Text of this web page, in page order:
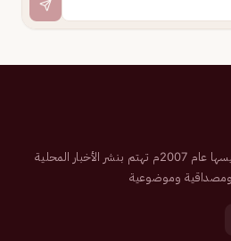
صحيفة إلكترونية سعودية تم تأسيسها عام 2007م تهتم بنشر الأخبار المحلية
ومصداقية وموضوعية